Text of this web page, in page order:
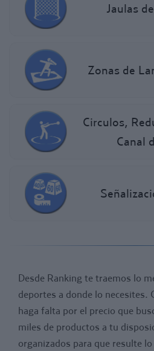
Jaulas
Zonas de
Circulos,
Canal
Desde Ranking te traemos lo
deportes a donde lo necesites.
haga falta por el precio que
miles de productos a tu
organizados para que resulte